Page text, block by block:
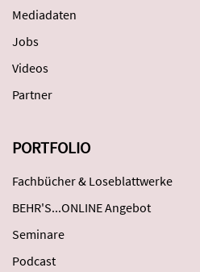
Mediadaten
Jobs
Videos
Partner
PORTFOLIO
Fachbücher & Loseblattwerke
BEHR'S...ONLINE Angebot
Seminare
Podcast